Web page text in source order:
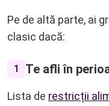
Pe de altă parte, ai
clasic dacă:
1 Te afli în
Lista de restricții